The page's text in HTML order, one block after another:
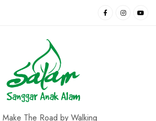
The Road by Walking